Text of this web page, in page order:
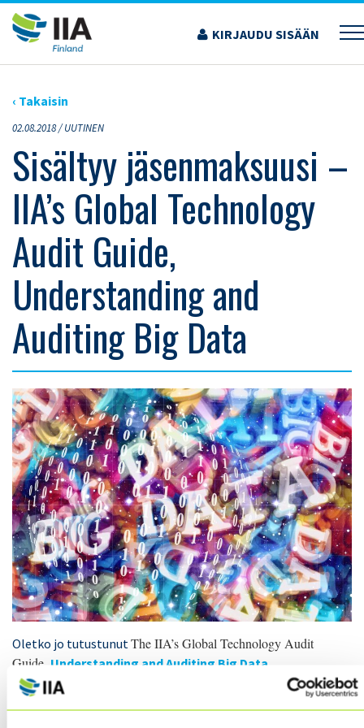
Siirry
sisältöön
KIRJAUDU SISÄÄN
›ARTIKKELIT›SISÄLTYY JÄSENMAKSUUSI – IIA’S GLOBAL TECHNOLOGY AUDIT
GUIDE, UNDERSTANDING AND AUDITING BIG DATA
‹ Takaisin
02.08.2018 /UUTINEN
Sisältyy jäsenmaksuusi –
IIA’s Global Technology
Audit Guide,
Understanding and
Auditing Big Data
Oletko jo tutustunut The IIA’s Global Technology Audit
Guide, Understanding and Auditing Big Data.
Jim Pelletier, CIA, vice president of Professional and